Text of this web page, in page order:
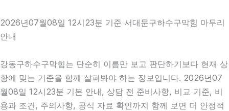
2026년07월08일 12시23분 기준 서대문구하수구막힘 마무리
안내
강동구하수구막힘는 단순히 이름만 보고 판단하기보다 현재 상
황에 맞는 기준을 함께 살펴봐야 하는 정보입니다. 2026년07
월08일 12시23분 기본 안내, 상담 전 준비사항, 비교 기준, 비
용과 조건, 주의사항, 공식 자료 확인까지 함께 보면 더 안정적